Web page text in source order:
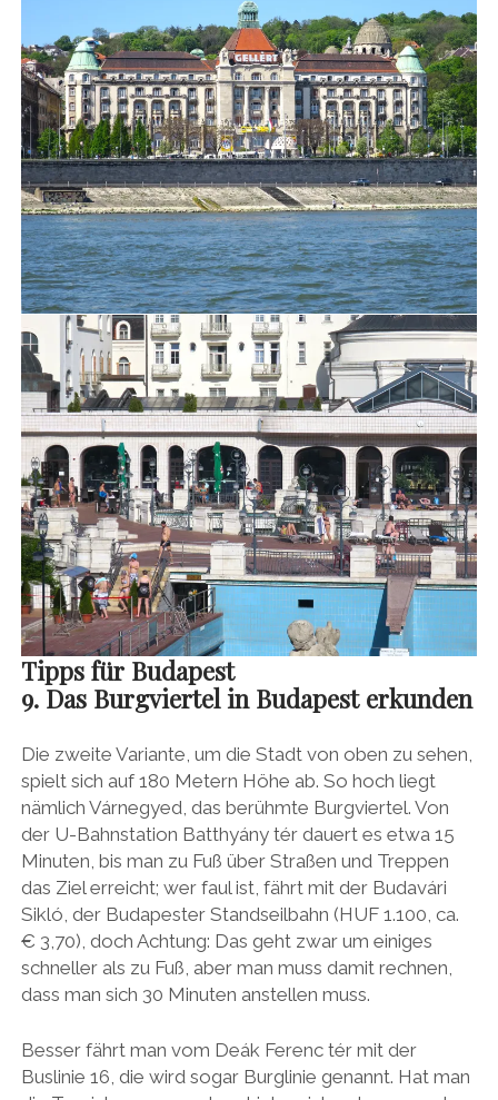
Tipps für Budapest
9. Das Burgviertel in Budapest erkunden
Die zweite Variante, um die Stadt von oben zu sehen,
spielt sich auf 180 Metern Höhe ab. So hoch liegt
nämlich Várnegyed, das berühmte Burgviertel. Von
der U-Bahnstation Batthyány tér dauert es etwa 15
Minuten, bis man zu Fuß über Straßen und Treppen
das Ziel erreicht; wer faul ist, fährt mit der Budavári
Sikló, der Budapester Standseilbahn (HUF 1.100, ca.
€ 3,70), doch Achtung: Das geht zwar um einiges
schneller als zu Fuß, aber man muss damit rechnen,
dass man sich 30 Minuten anstellen muss.
Besser fährt man vom Deák Ferenc tér mit der
Buslinie 16, die wird sogar Burglinie genannt. Hat man